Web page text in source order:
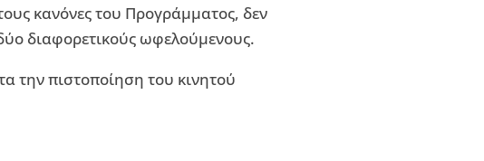
κανόνες του Προγράμματος, δεν
διαφορετικούς ωφελούμενους.
την πιστοποίηση του κινητού